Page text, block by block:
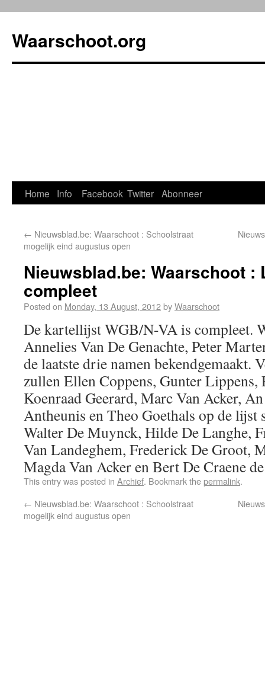
Waarschoot.org
Home Info Facebook Twitter Abonneer
← Nieuwsblad.be: Waarschoot : Schoolstraat
mogelijk eind augustus open
Nieuwsblad.be: Waarschoot :
compleet
Posted on Monday, 13 August, 2012byWaarschoot
De kartellijst WGB/N-VA is compleet.
Annelies Van De Genachte, Peter
de laatste drie namen bekendgemaakt.
zullen Ellen Coppens, Gunter
Koenraad Geerard, Marc Van Acker,
Antheunis en Theo Goethals op de lijst
Walter De Muynck, Hilde De Langhe,
Van Landeghem, Frederick De Groot,
Magda Van Acker en Bert De Craene
This entry was posted in Archief. Bookmark thepermalink.
← Nieuwsblad.be: Waarschoot : Schoolstraat
mogelijk eind augustus open